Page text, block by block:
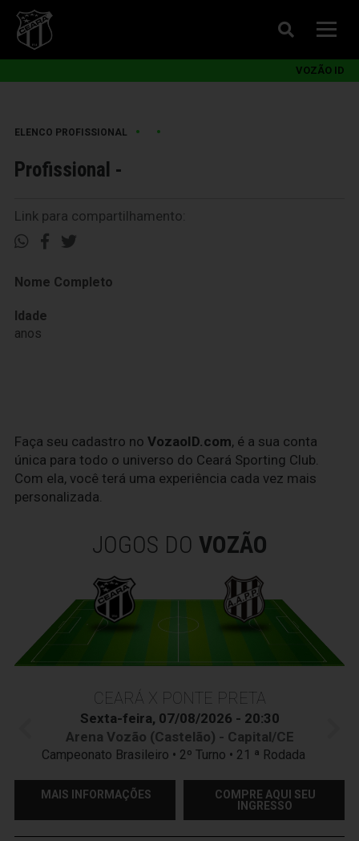
VOZÃO ID
ELENCO PROFISSIONAL • •
Profissional -
Link para compartilhamento:
Nome Completo
Idade
anos
Faça seu cadastro no VozaoID.com, é a sua conta
única para todo o universo do Ceará Sporting Club.
Com ela, você terá uma experiência cada vez mais
personalizada.
JOGOS DO VOZÃO
CEARÁ X PONTE PRETA
Sexta-feira, 07/08/2026 - 20:30
Arena Vozão (Castelão) - Capital/CE
Campeonato Brasileiro • 2º Turno • 21 ª Rodada
MAIS INFORMAÇÕES
COMPRE AQUI SEU
INGRESSO